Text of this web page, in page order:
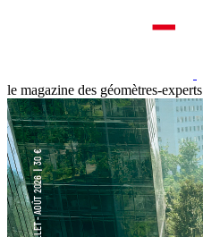
le magazine des géomètres-experts